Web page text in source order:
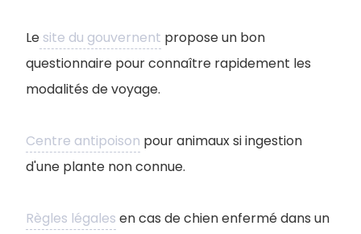
Le site du gouvernent propose un bon
questionnaire pour connaître rapidement les
modalités de voyage.
Centre antipoison pour animaux si ingestion
d'une plante non connue.
Règles légales en cas de chien enfermé dans un